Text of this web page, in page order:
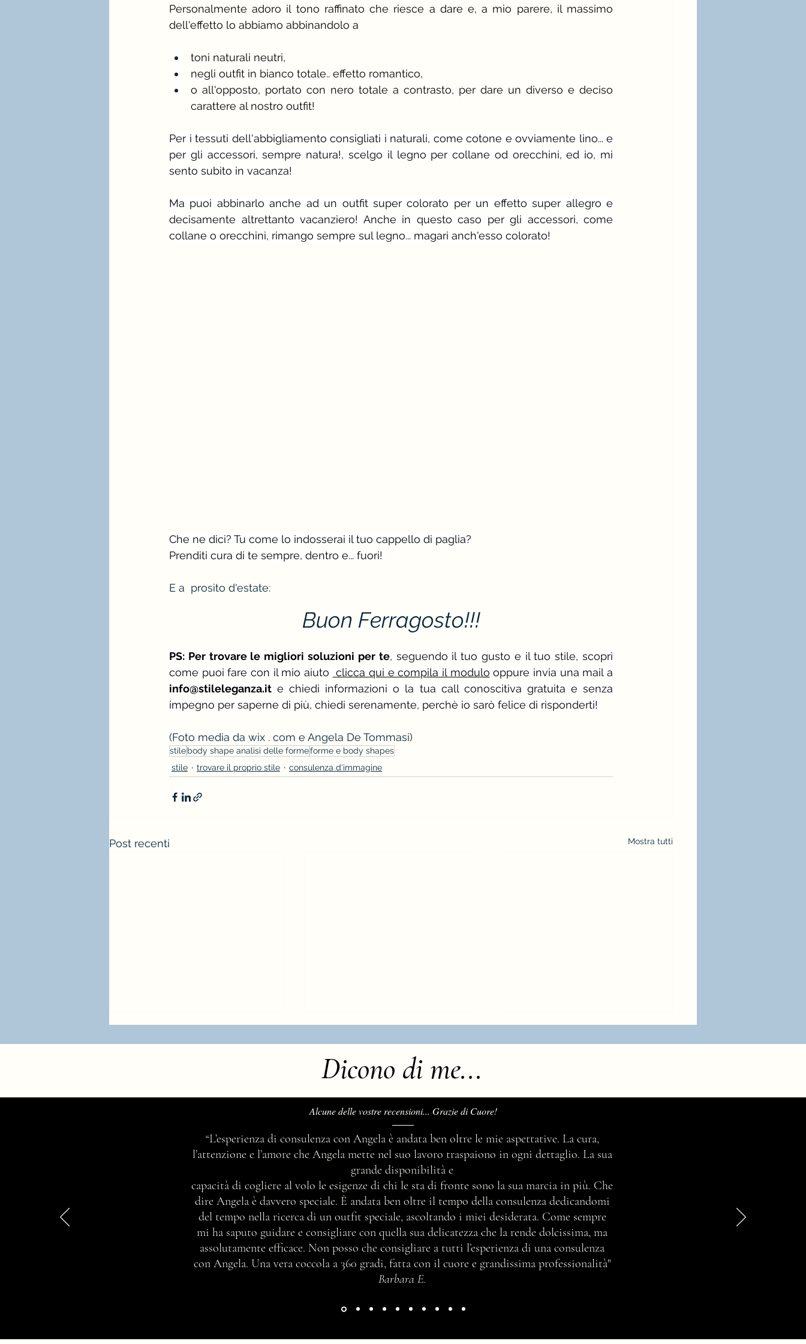
Personalmente adoro il tono raffinato che riesce a dare e, a mio parere, il massimo
dell'effetto lo abbiamo abbinandolo a
toni naturali neutri,
negli outfit in bianco totale.. effetto romantico,
o all'opposto, portato con nero totale a contrasto, per dare un diverso e deciso
carattere al nostro outfit!
Per i tessuti dell'abbigliamento consigliati i naturali, come cotone e ovviamente lino... e
per gli accessori, sempre natura!, scelgo il legno per collane od orecchini, ed io, mi
sento subito in vacanza!
Ma puoi abbinarlo anche ad un outfit super colorato per un effetto super allegro e
decisamente altrettanto vacanziero! Anche in questo caso per gli accessori, come
collane o orecchini, rimango sempre sul legno... magari anch'esso colorato!
Che ne dici? Tu come lo indosserai il tuo cappello di paglia?
Prenditi cura di te sempre, dentro e... fuori!
E a  prosito d'estate:
Buon Ferragosto!!!
PS: Per trovare le migliori soluzioni per te, seguendo il tuo gusto e il tuo stile, scopri
come puoi fare con il mio aiuto clicca qui e compila il modulo
info@stileleganza.it e chiedi informazioni o la tua call conoscitiva gratuita e senza
impegno per saperne di più, chiedi serenamente, perchè io sarò felice di risponderti!
(Foto media da wix . com e Angela De Tommasi)
stilebody shape analisi delle formeforme e body shapes
stile
trovare il proprio stile consulenza d'immagine
Post recenti Mostra tutti
Il pois iconica disegnatura e tratto
distintivo di stile, come sceglierlo?
immagine
Dicono di me...
Alcune delle vostre recensioni... Grazie di Cuore!
“L’esperienza di consulenza con Angela è andata ben oltre le mie aspettative. La cura,
l’attenzione e l’amore che Angela mette nel suo lavoro traspaiono in ogni dettaglio. La sua
grande disponibilità e
capacità di cogliere al volo le esigenze di chi le sta di fronte sono la sua marcia in più. Che
dire Angela è davvero speciale. È andata ben oltre il tempo della consulenza dedicandomi
del tempo nella ricerca di un outfit speciale, ascoltando i miei desiderata. Come sempre
mi ha saputo guidare e consigliare con quella sua delicatezza che la rende dolcissima, ma
assolutamente efficace. Non posso che consigliare a tutti l’esperienza di una consulenza
con Angela. Una vera coccola a 360 gradi, fatta con il cuore e grandissima professionalità"
Barbara E.